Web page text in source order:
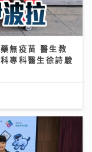
無疫苗 醫生教
專科醫生徐詩駿